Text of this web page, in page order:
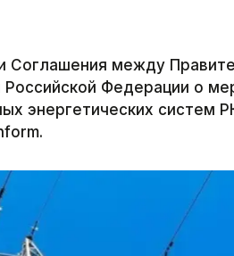
Соглашения между
Российской Федерации о
энергетических систем